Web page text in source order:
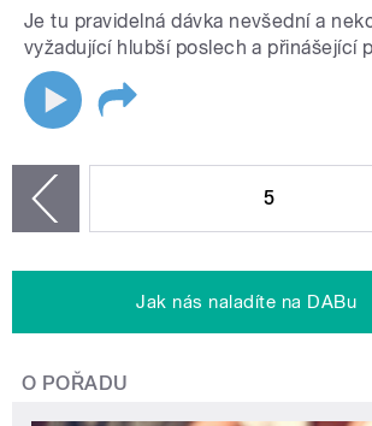
Je tu pravidelná dávka nevšední a
vyžadující hlubší poslech a přinášející
5
Jak nás naladíte na DABu
O POŘADU